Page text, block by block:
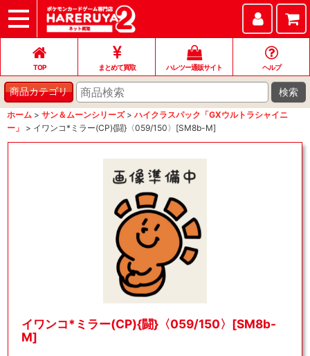
TOP
まとめて買取
ハレツー通販サイト
ヘルプ
お問い合わせ
TOP まとめて買取 ハレツー通販サイト ヘルプ
商品カテゴリ 検索
ホーム > サン＆ムーンシリーズ > ハイクラスパック「GXウルトラシャイニ
ー」
> イワンコ*ミラー(CP){闘}〈059/150〉[SM8b-M]
イワンコ*ミラー(CP){闘}〈059/150〉[SM8b-
M]